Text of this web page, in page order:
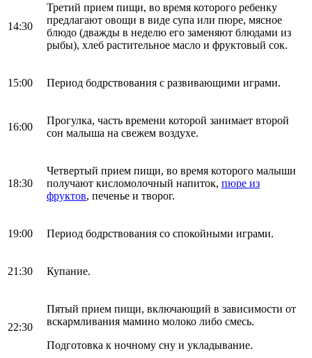
14:30
Третий прием пищи, во время которого ребенку
предлагают овощи в виде супа или пюре, мясное
блюдо (дважды в неделю его заменяют блюдами из
рыбы), хлеб растительное масло и фруктовый сок.
15:00 Период бодрствования с развивающими играми.
16:00
Прогулка, часть времени которой занимает второй
сон малыша на свежем воздухе.
18:30
Четвертый прием пищи, во время которого малыши
получают кисломолочный напиток, пюре из
фруктов, печенье и творог.
19:00 Период бодрствования со спокойными играми.
21:30 Купание.
22:30
Пятый прием пищи, включающий в зависимости от
вскармливания мамино молоко либо смесь.
Подготовка к ночному сну и укладывание.